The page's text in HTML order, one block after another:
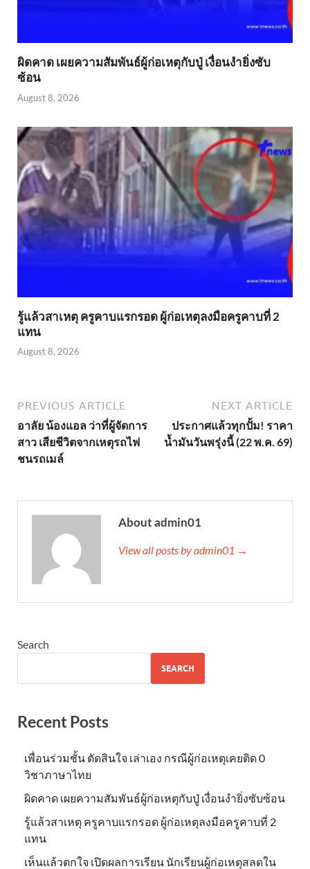
ผิดคาด เผยความสัมพันธ์ผู้ก่อเหตุกับปู่ เงื่อนงำยิ่งซับ
ซ้อน
August 8, 2026
รู้แล้วสาเหตุ ครูคาบแรกรอด ผู้ก่อเหตุลงมือครูคาบที่ 2
แทน
August 8, 2026
PREVIOUS ARTICLE
อาลัย น้องแอล ว่าที่ผู้จัดการ
สาว เสียชีวิตจากเหตุรถไฟ
ชนรถเมล์
NEXT ARTICLE
ประกาศแล้วทุกปั้ม! ราคา
น้ำมันวันพรุ่งนี้ (22 พ.ค. 69)
About admin01
View all posts by admin01 →
Search
SEARCH
Recent Posts
เพื่อนร่วมชั้น ตัดสินใจ เล่าเอง กรณีผู้ก่อเหตุเคยติด 0
วิชาภาษาไทย
ผิดคาด เผยความสัมพันธ์ผู้ก่อเหตุกับปู่ เงื่อนงำยิ่งซับซ้อน
รู้แล้วสาเหตุ ครูคาบแรกรอด ผู้ก่อเหตุลงมือครูคาบที่ 2
แทน
เห็นแล้วตกใจ เปิดผลการเรียน นักเรียนผู้ก่อเหตุสลดใน